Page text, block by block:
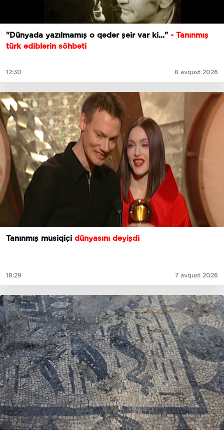
"Dünyada yazılmamış o qədər şeir var ki..." - Tanınmış
türk ədiblərin söhbəti
12:30 8 avqust 2026
Tanınmış musiqiçi dünyasını dəyişdi
18:29 7 avqust 2026